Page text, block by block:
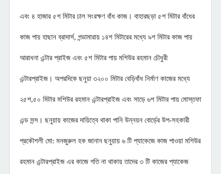
এবং ৪ হাজার ৫শ মিটার ঢাল সংরক্ষণ বাঁধ কাজ। বাহারছড়া ৫শ মিটার বাঁধের
কাজ পায় হাছান ব্রাদার্স, গন্ডামারায় ১৪শ মিটারের মধ্যে ৯শ মিটার কাজ পায়
আরাধনা এন্টার প্রাইজ এবং ৫শ মিটার পায় মশিউর রহমান চৌধুরী
এন্টারপ্রাইজ। অপরদিকে ছনুয়া ৩২০০ মিটার বেড়িবাঁধ নির্মাণ কাজের মধ্যে
২৫শ,৫০ মিটার মশিউর রহমান এন্টারপ্রাইজ এবং সাড়ে ৬শ মিটার পায় মোস্তফা
এন্ড সন্স। ছনুয়ায় কাজের দায়িত্বে থাকা পানি উন্নয়ন বোর্ড়ের উপ-সহকারী
প্রকৌশলী মো: মনজুরুল হক জানান ছনুয়ায় ৬ টি প্যাকেজে কাজ পাওয়া মশিউর
রহমান এন্টারপ্রাইজ এর কাজে গতি না থাকায় তাদের ৩ টি কাজের প্যাকেজ